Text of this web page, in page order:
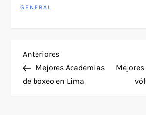
GENERAL
N
a
Entrada
anterior
Anteriores
Mejores Academias
de boxeo en Lima